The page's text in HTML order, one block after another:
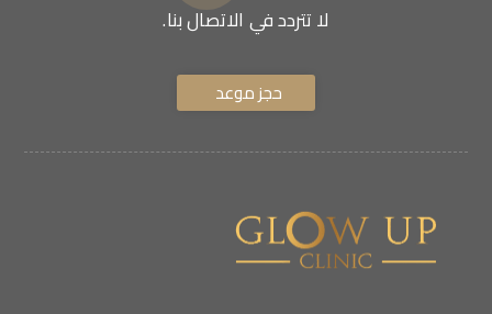
لا تتردد في الاتصال بنا.
حجز موعد